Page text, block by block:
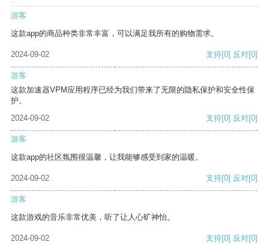
游客
这款app的商品种类非常丰富，可以满足我所有的购物需求。
2024-09-02 支持[0] 反对[0]
游客
这款加速器VPM应用程序已经为我们带来了无限的隐私保护和安全性保
护。
2024-09-02
支持[0] 反对[0]
游客
这款app的社区氛围很温馨，让我能够感受到家的温暖。
2024-09-02 支持[0] 反对[0]
游客
这款游戏的音乐非常优美，听了让人心旷神怡。
2024-09-02 支持[0] 反对[0]